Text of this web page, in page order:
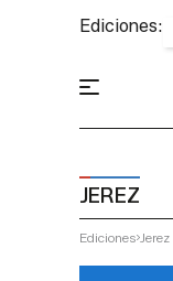
Ediciones:
JEREZ
Ediciones Jerez